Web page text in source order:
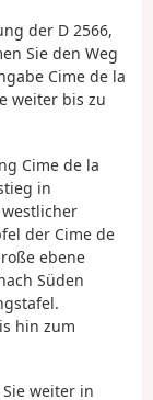
der D 2566,
Sie den Weg
Cime de la
weiter bis zu
Cime de la
in
der Cime de
ebene
Süden
hin zum
weiter in